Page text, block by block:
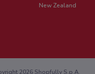
New Zealand
2026 Shopfully S.p.A.